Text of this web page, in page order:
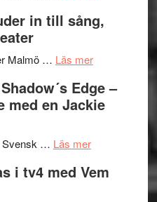
terräng
på
Endre,
Roland
Pöntinen
Artipelag
in till sång,
Malmö … Läs merom
bjuder
in
samtal
Edge –
med en Jackie
Svensk … Läs merom
Filmrecension:
The
i tv4 med Vem